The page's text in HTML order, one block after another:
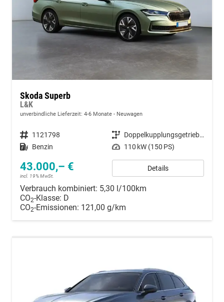
Skoda Superb
L&K
unverbindliche Lieferzeit: 4-6 Monate Neuwagen
Fahrzeugnummer 1121798 Getriebe
Doppelkupplungsgetriebe (DSG)
Kraftstoff Benzin Leistung 110 kW (150 PS)
43.000,– €
incl. 19% MwSt.
Details
Verbrauch kombiniert: 5,30 l/100km
CO2-Klasse: D
CO2-Emissionen: 121,00 g/km